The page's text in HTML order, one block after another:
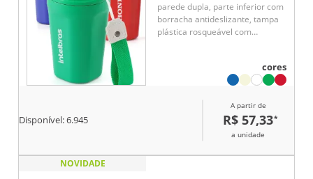
parede dupla, parte inferior com
borracha antideslizante, tampa
plástica rosqueável com
cores
Disponível:6.945
A partir de
R$ 57,33*
a unidade
NOVIDADE